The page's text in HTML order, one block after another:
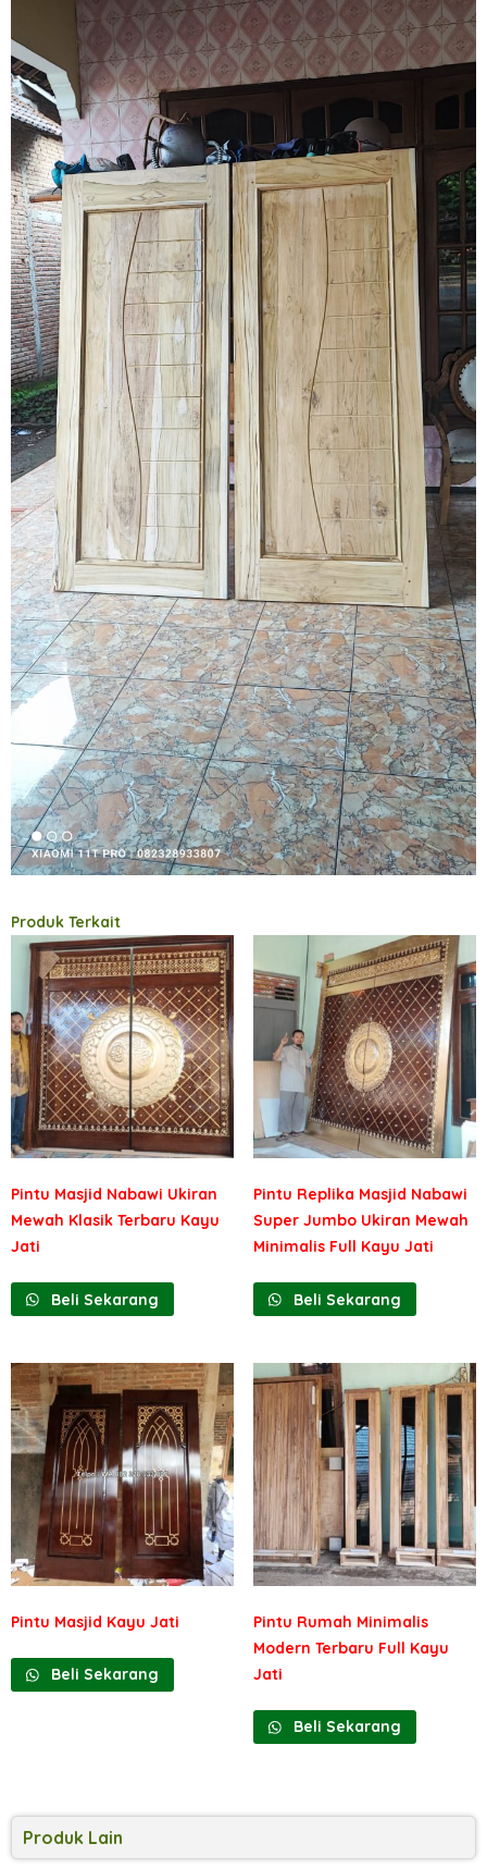
Produk Terkait
Pintu Masjid Nabawi Ukiran
Mewah Klasik Terbaru Kayu
Jati
Beli Sekarang
Pintu Replika Masjid Nabawi
Super Jumbo Ukiran Mewah
Minimalis Full Kayu Jati
Beli Sekarang
Pintu Masjid Kayu Jati
Beli Sekarang
Pintu Rumah Minimalis
Modern Terbaru Full Kayu
Jati
Beli Sekarang
Produk Lain